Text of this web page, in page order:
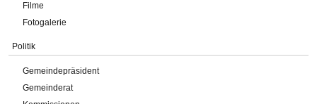
Filme
Fotogalerie
Politik
Gemeindepräsident
Gemeinderat